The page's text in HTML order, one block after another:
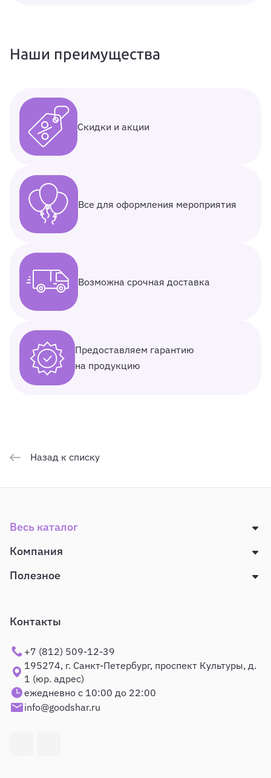
Наши преимущества
Скидки и акции
Все для оформления мероприятия
Возможна срочная доставка
Предоставляем гарантию
на продукцию
Назад к списку
Весь каталог
Компания
Полезное
Контакты
+7 (812) 509-12-39
195274, г. Санкт-Петербург, проспект Культуры, д.
1 (юр. адрес)
ежедневно с 10:00 до 22:00
info@goodshar.ru